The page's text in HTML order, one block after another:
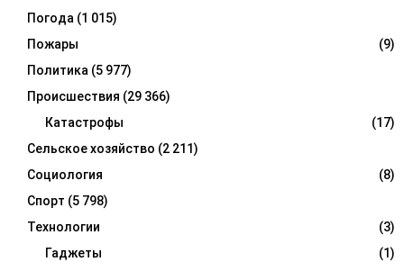
Погода (1 015)
Пожары
(9)
Политика (5 977)
Происшествия (29 366)
Катастрофы
(17)
Сельское хозяйство (2 211)
Социология
(8)
Спорт (5 798)
Технологии
(3)
Гаджеты
(1)